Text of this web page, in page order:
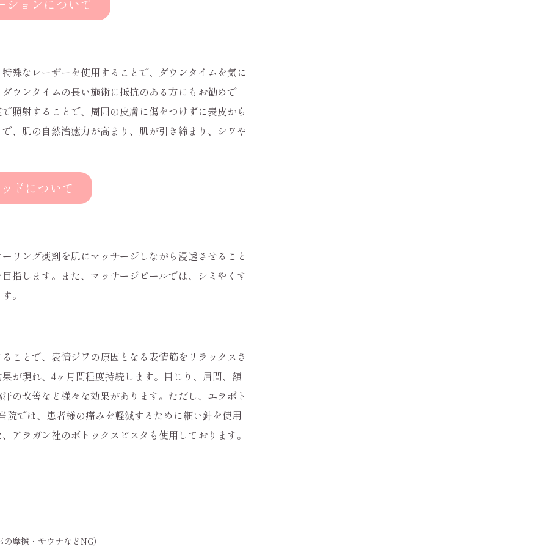
ションについて
殊なレーザーを使用することで、ダウンタイムを気に
ウンタイムの長い施術に抵抗のある方にもお勧めで
照射することで、周囲の皮膚に傷をつけずに表皮から
、肌の自然治癒力が高まり、肌が引き締まり、シワや
ドについて
リング薬剤を肌にマッサージしながら浸透させること
指します。また、マッサージピールでは、シミやくす
。
ことで、表情ジワの原因となる表情筋をリラックスさ
が現れ、4ヶ月間程度持続します。目じり、眉間、額
の改善など様々な効果があります。ただし、エラボト
では、患者様の痛みを軽減するために細い針を使用
アラガン社のボトックスビスタも使用しております。
摩擦・サウナなどNG）